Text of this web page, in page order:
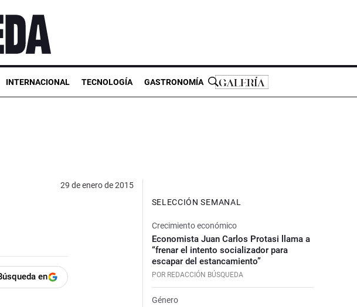
INTERNACIONAL TECNOLOGÍA GASTRONOMÍA
29 de enero de 2015
en
SELECCIÓN SEMANAL
Crecimiento económico
Economista Juan Carlos Protasi llama a
“frenar el intento socializador para
escapar del estancamiento”
POR REDACCIÓN BÚSQUEDA
Género